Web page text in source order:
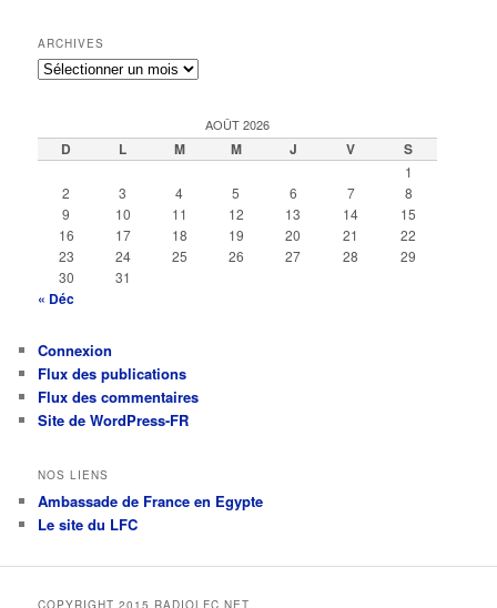
ARCHIVES
Archives
AOÛT 2026
D L M M J V S
1
2
3 4 5 6 7
8
9
10 11 12 13 14
15
16
17 18 19 20 21
22
23
24 25 26 27 28
29
30
31
« Déc
Connexion
Flux des publications
Flux des commentaires
Site de WordPress-FR
NOS LIENS
Ambassade de France en Egypte
Le site du LFC
COPYRIGHT 2015 RADIOLFC.NET